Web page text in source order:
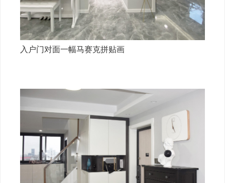
入户门对面一幅马赛克拼贴画